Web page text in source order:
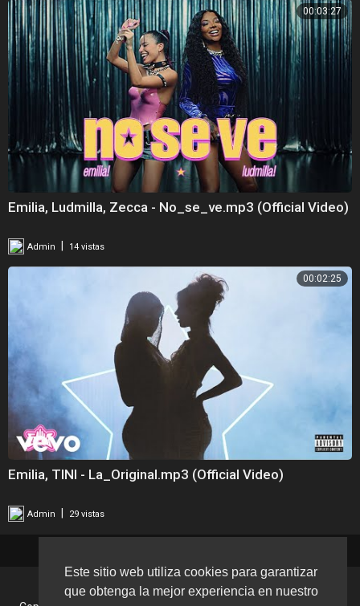
Este sitio web utiliza cookies para garantizar
que obtenga la mejor experiencia en nuestro
00:03:27
Emilia, Ludmilla, Zecca - No_se_ve.mp3 (Official Video)
Admin 14 vistas
00:02:25
Emilia, TINI - La_Original.mp3 (Official Video)
Admin 29 vistas